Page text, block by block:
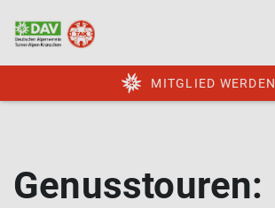
MITGLIED WERDEN
Genusstouren: